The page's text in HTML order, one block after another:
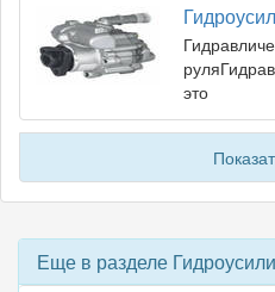
это
Еще в разделе